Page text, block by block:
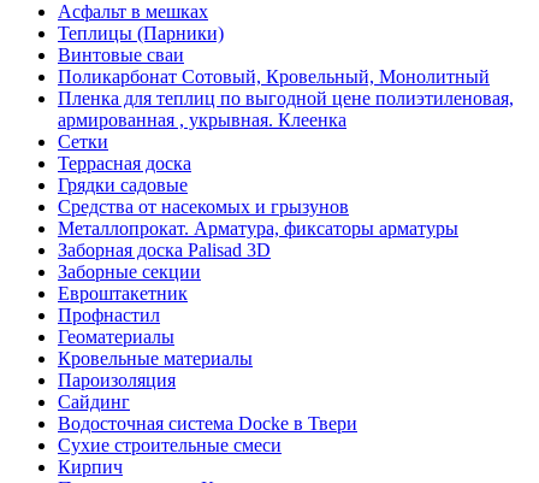
Асфальт в мешках
Теплицы (Парники)
Винтовые сваи
Поликарбонат Сотовый, Кровельный, Монолитный
Пленка для теплиц по выгодной цене полиэтиленовая,
армированная , укрывная. Клеенка
Сетки
Террасная доска
Грядки садовые
Средства от насекомых и грызунов
Металлопрокат. Арматура, фиксаторы арматуры
Заборная доска Palisad 3D
Заборные секции
Евроштакетник
Профнастил
Геоматериалы
Кровельные материалы
Пароизоляция
Сайдинг
Водосточная система Docke в Твери
Сухие строительные смеси
Кирпич